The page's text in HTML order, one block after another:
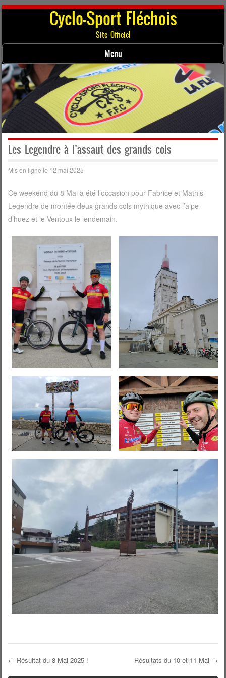
Cyclo-Sport Fléchois
Site Officiel
Menu
Skip to content
Les Legendre à l’assaut des grands cols
Mis en ligne le 12 mai 2025
Ce weekend du 8 Mai a été l’occasion pour Fabrice et Mathis
Legendre de montée deux grands cols mythique avec l’alpe
d’huez et le Ventoux le lendemain.
← Résultat du 8 Mai 2025 ! Résultats du 10 et 11 Mai →